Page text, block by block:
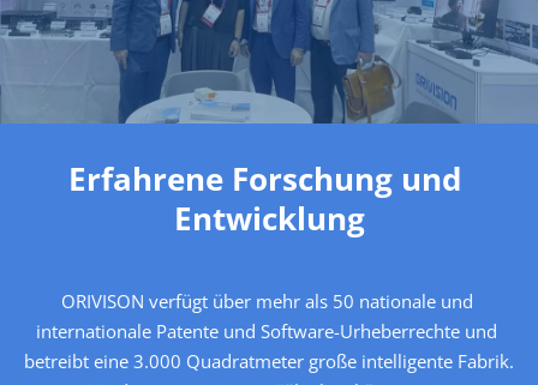
Erfahrene Forschung und
Entwicklung
ORIVISON verfügt über mehr als 50 nationale und
internationale Patente und Software-Urheberrechte und
betreibt eine 3.000 Quadratmeter große intelligente Fabrik.